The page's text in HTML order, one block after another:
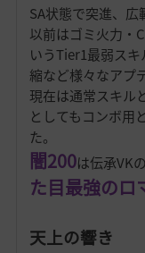
SA状態で突進、広
以前はゴミ火力・
いうTier1最弱ス
縮など様々なアプ
現在は通常スキル
としてもコンボ用
た。
闇200は伝承VK
た目最強のロ
天上の響き